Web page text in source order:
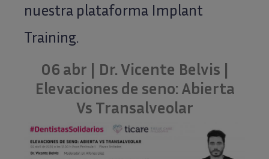
nuestra plataforma Implant
Training.
06 abr | Dr. Vicente Belvis |
Elevaciones de seno: Abierta
Vs Transalveolar